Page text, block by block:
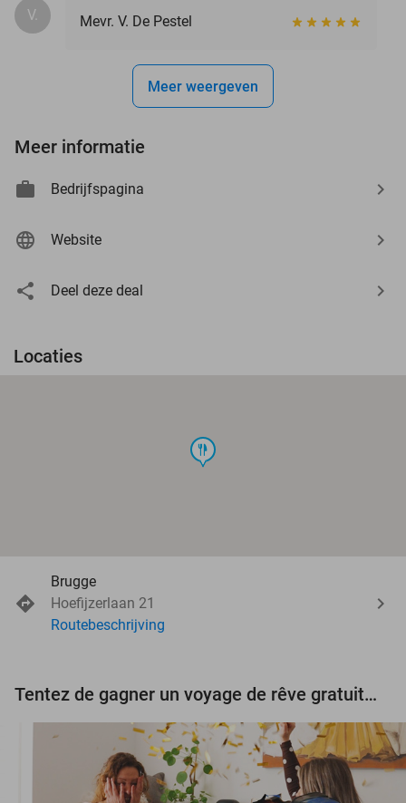
V. Mevr. V. De Pestel
Meer weergeven
Meer informatie
Bedrijfspagina
Website
Deel deze deal
Locaties
food
Brugge
Hoefijzerlaan 21
Routebeschrijving
Tentez de gagner un voyage de rêve gratuit d'une valeur de 3.000 € !